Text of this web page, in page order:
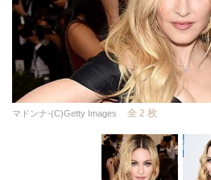
マドンナ-(C)Getty Images 全 2 枚